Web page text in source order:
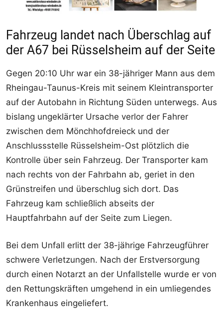
Fahrzeug landet nach Überschlag auf
der A67 bei Rüsselsheim auf der Seite
Gegen 20:10 Uhr war ein 38-jähriger Mann aus dem
Rheingau-Taunus-Kreis mit seinem Kleintransporter
auf der Autobahn in Richtung Süden unterwegs. Aus
bislang ungeklärter Ursache verlor der Fahrer
zwischen dem Mönchhofdreieck und der
Anschlussstelle Rüsselsheim-Ost plötzlich die
Kontrolle über sein Fahrzeug. Der Transporter kam
nach rechts von der Fahrbahn ab, geriet in den
Grünstreifen und überschlug sich dort. Das
Fahrzeug kam schließlich abseits der
Hauptfahrbahn auf der Seite zum Liegen.
Bei dem Unfall erlitt der 38-jährige Fahrzeugführer
schwere Verletzungen. Nach der Erstversorgung
durch einen Notarzt an der Unfallstelle wurde er von
den Rettungskräften umgehend in ein umliegendes
Krankenhaus eingeliefert.